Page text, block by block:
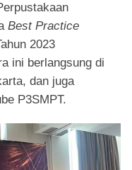
Best Practice
2023
ini berlangsung di
dan juga
P3SMPT.